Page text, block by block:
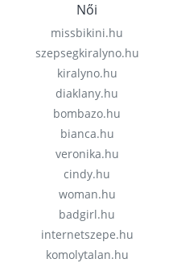
Női
missbikini.hu
szepsegkiralyno.hu
kiralyno.hu
diaklany.hu
bombazo.hu
bianca.hu
veronika.hu
cindy.hu
woman.hu
badgirl.hu
internetszepe.hu
komolytalan.hu